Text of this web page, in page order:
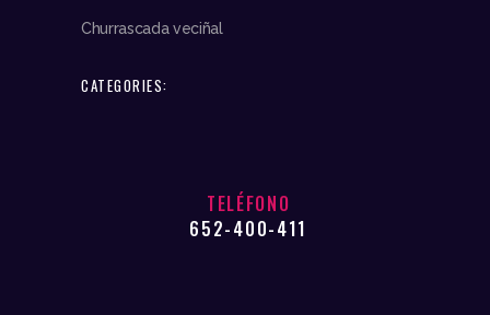
Churrascada veciñal
CATEGORIES:
TELÉFONO
652-400-411